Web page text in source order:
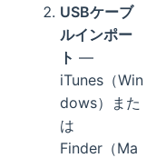
USBケーブ
ルインポー
ト —
iTunes（Win
dows）また
は
Finder（Ma